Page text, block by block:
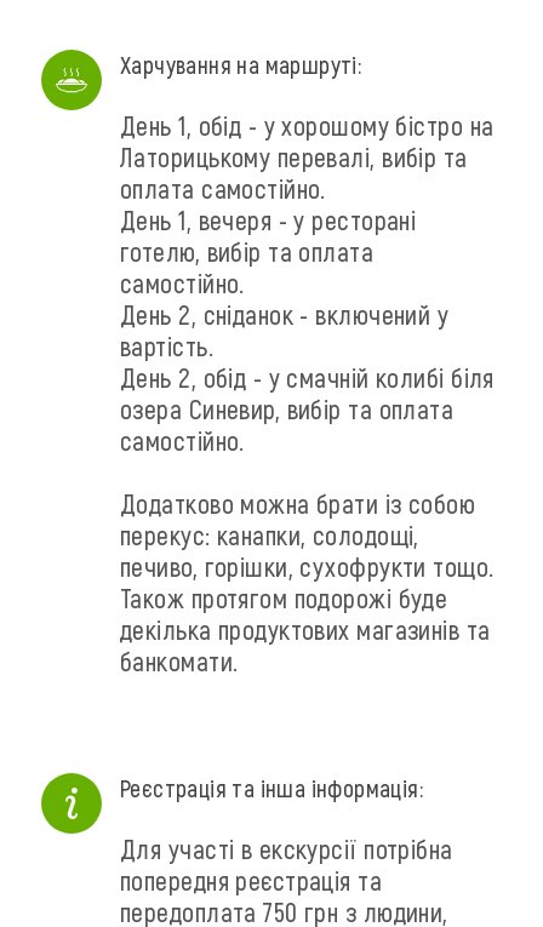
Харчування на маршруті:
День 1, обід - у хорошому бістро на
Латорицькому перевалі, вибір та
оплата самостійно.
День 1, вечеря - у ресторані
готелю, вибір та оплата
самостійно.
День 2, сніданок - включений у
вартість.
День 2, обід - у смачній колибі біля
озера Синевир, вибір та оплата
самостійно.
Додатково можна брати із собою
перекус: канапки, солодощі,
печиво, горішки, сухофрукти тощо.
Також протягом подорожі буде
декілька продуктових магазинів та
банкомати.
Реєстрація та інша інформація:
Для участі в екскурсії потрібна
попередня реєстрація та
передоплата 750 грн з людини,